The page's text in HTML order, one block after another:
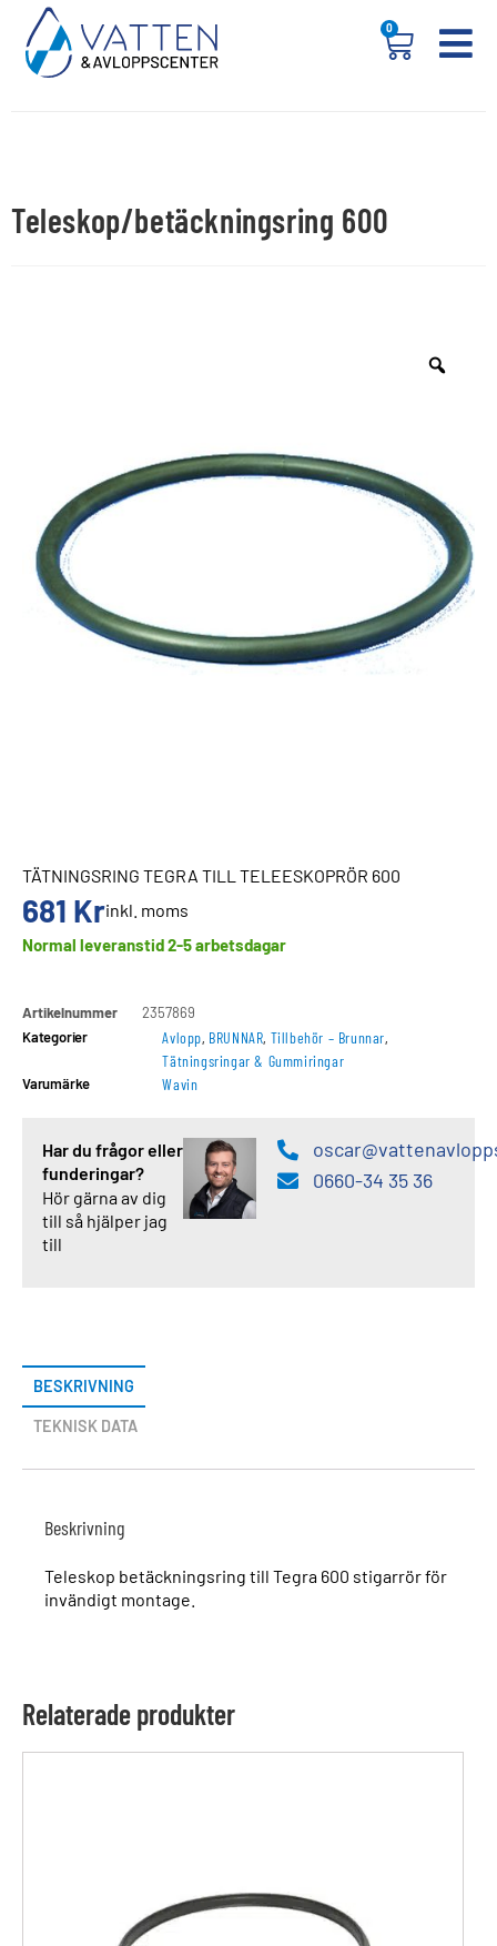
0
Teleskop/betäckningsring 600
TÄTNINGSRING TEGRA TILL TELEESKOPRÖR 600
681 Krinkl. moms
Normal leveranstid 2-5 arbetsdagar
Artikelnummer
2357869
Kategorier
Avlopp, BRUNNAR, Tillbehör – Brunnar,
Tätningsringar & Gummiringar
Varumärke Wavin
Har du frågor eller
funderingar?
Hör gärna av dig
till så hjälper jag
till
0660-34 35 36
BESKRIVNING
TEKNISK DATA
Beskrivning
Teleskop betäckningsring till Tegra 600 stigarrör för
invändigt montage.
Relaterade produkter